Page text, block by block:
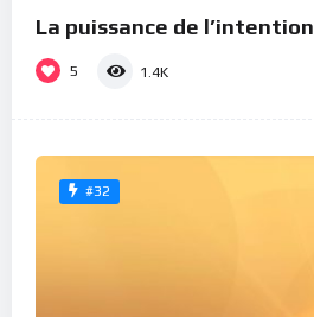
La puissance de l’intention
5 1.4K
#32